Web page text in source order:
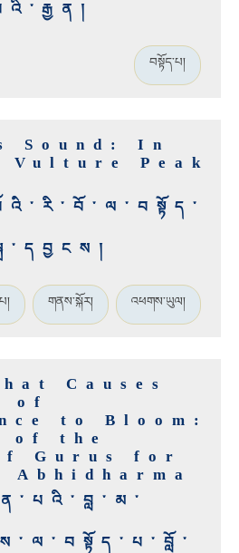
བསྟོད་པ།
Sound: In
Peak
གནས་སྐོར། འཕགས་ཡུལ།
Causes
of
to Bloom:
of the
Gurus for
Abhidharma